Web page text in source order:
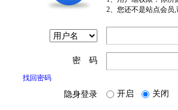
2、您还不是站点会员
密 码
找回密码
隐身登录 开启 关闭